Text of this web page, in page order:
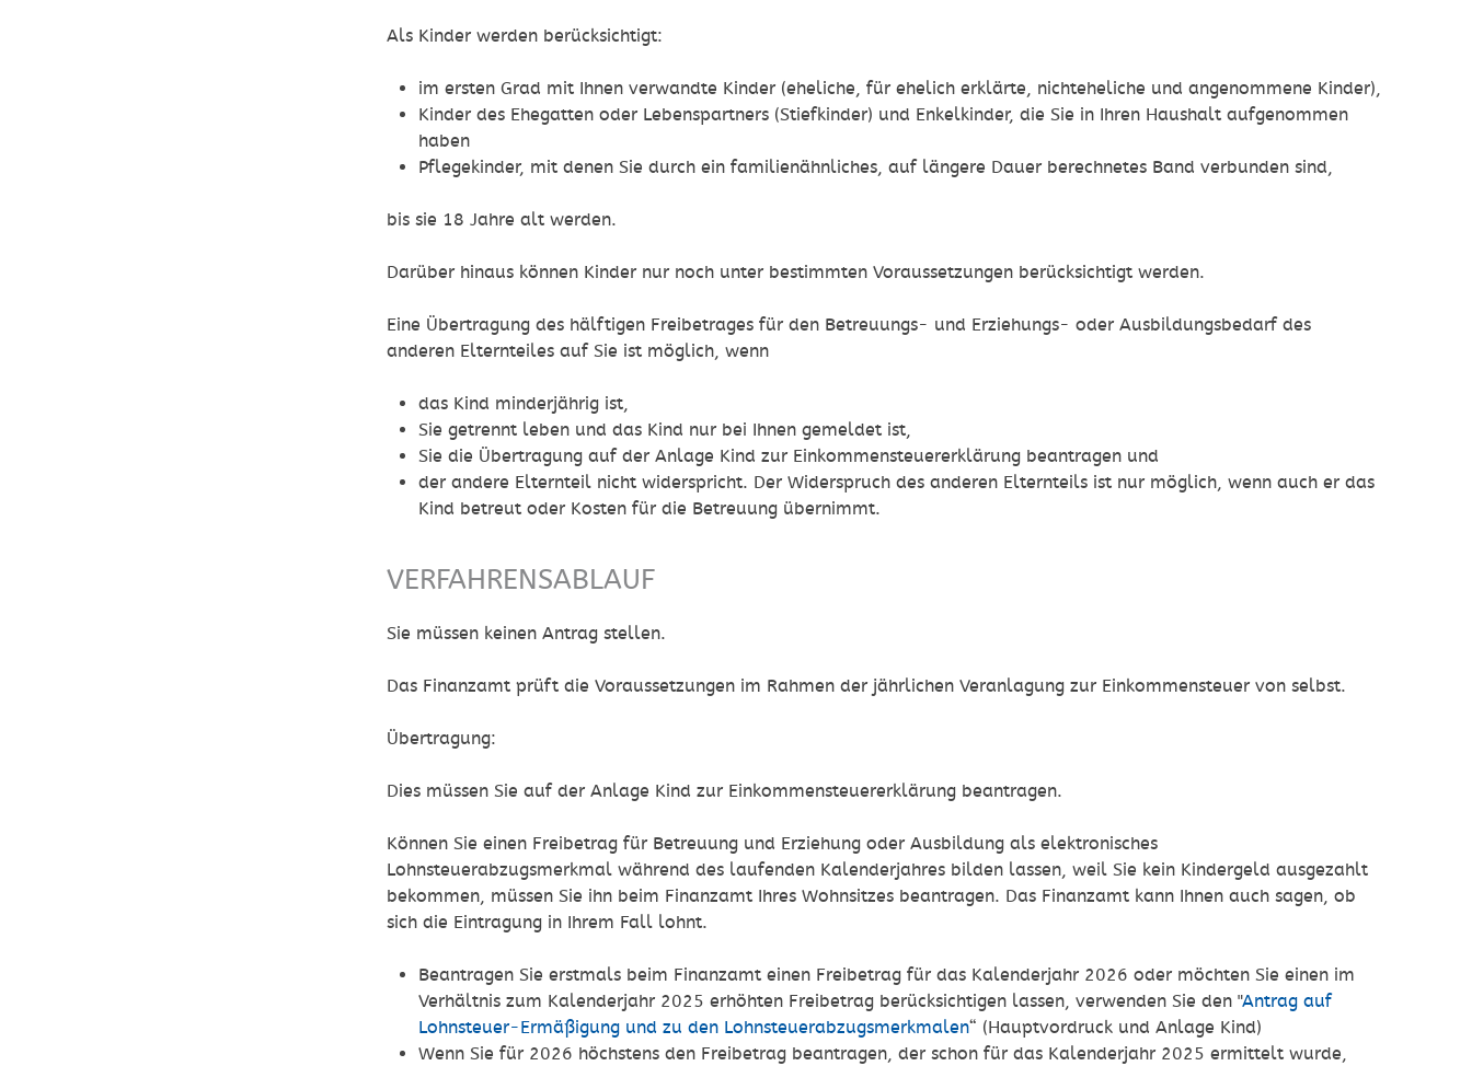
Als Kinder werden berücksichtigt:
im ersten Grad mit Ihnen verwandte Kinder (eheliche, für ehelich erklärte, nichteheliche und angenommene Kinder),
Kinder des Ehegatten oder Lebenspartners (Stiefkinder) und Enkelkinder, die Sie in Ihren Haushalt aufgenommen
haben
Pflegekinder, mit denen Sie durch ein familienähnliches, auf längere Dauer berechnetes Band verbunden sind,
bis sie 18 Jahre alt werden.
Darüber hinaus können Kinder nur noch unter bestimmten Voraussetzungen berücksichtigt werden.
Eine Übertragung des hälftigen Freibetrages für den Betreuungs- und Erziehungs- oder Ausbildungsbedarf des
anderen Elternteiles auf Sie ist möglich, wenn
das Kind minderjährig ist,
Sie getrennt leben und das Kind nur bei Ihnen gemeldet ist,
Sie die Übertragung auf der Anlage Kind zur Einkommensteuererklärung beantragen und
der andere Elternteil nicht widerspricht. Der Widerspruch des anderen Elternteils ist nur möglich, wenn auch er das
Kind betreut oder Kosten für die Betreuung übernimmt.
VERFAHRENSABLAUF
Sie müssen keinen Antrag stellen.
Das Finanzamt prüft die Voraussetzungen im Rahmen der jährlichen Veranlagung zur Einkommensteuer von selbst.
Übertragung:
Dies müssen Sie auf der Anlage Kind zur Einkommensteuererklärung beantragen.
Können Sie einen Freibetrag für Betreuung und Erziehung oder Ausbildung als elektronisches
Lohnsteuerabzugsmerkmal während des laufenden Kalenderjahres bilden lassen, weil Sie kein Kindergeld ausgezahlt
bekommen, müssen Sie ihn beim Finanzamt Ihres Wohnsitzes beantragen. Das Finanzamt kann Ihnen auch sagen, ob
sich die Eintragung in Ihrem Fall lohnt.
Beantragen Sie erstmals beim Finanzamt einen Freibetrag für das Kalenderjahr 2026 oder möchten Sie einen im
Verhältnis zum Kalenderjahr 2025 erhöhten Freibetrag berücksichtigen lassen, verwenden Sie den "Antrag auf
Lohnsteuer-Ermäßigung und zu den Lohnsteuerabzugsmerkmalen“ (Hauptvordruck und Anlage Kind)
Wenn Sie für 2026 höchstens den Freibetrag beantragen, der schon für das Kalenderjahr 2025 ermittelt wurde,